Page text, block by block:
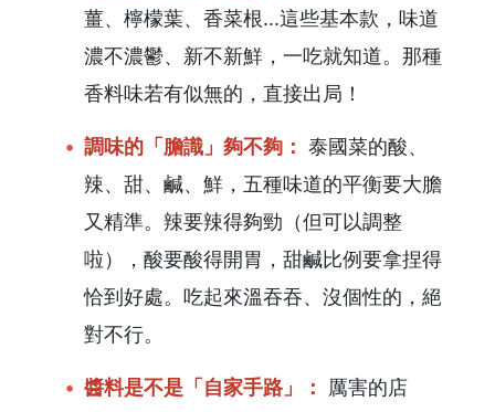
薑、檸檬葉、香菜根...這些基本款，味道
濃不濃鬱、新不新鮮，一吃就知道。那種
香料味若有似無的，直接出局！
調味的「膽識」夠不夠： 泰國菜的酸、
辣、甜、鹹、鮮，五種味道的平衡要大膽
又精準。辣要辣得夠勁（但可以調整
啦），酸要酸得開胃，甜鹹比例要拿捏得
恰到好處。吃起來溫吞吞、沒個性的，絕
對不行。
醬料是不是「自家手路」：
厲害的店